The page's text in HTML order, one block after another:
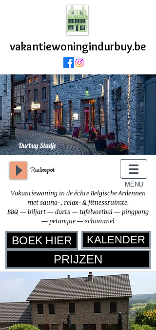
vakantiewoningindurbuy.be
Durbuy Stadje
Radiospot
MENU
Vakantiewoning in de échte Belgische Ardennen
met sauna-, relax- & fitnessruimte.
BBQ — biljart — darts — tafelvoetbal — pingpong
— petanque — schommel
BOEK HIER KALENDER
PRIJZEN